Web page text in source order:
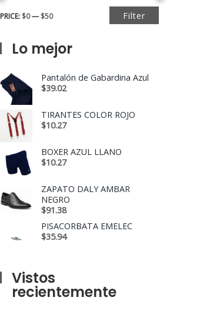
Filter
PRICE: $0— $50
Lo mejor
Pantalón de Gabardina Azul
$39.02
TIRANTES COLOR ROJO
$10.27
BOXER AZUL LLANO
$10.27
ZAPATO DALY AMBAR
NEGRO
$91.38
PISACORBATA EMELEC
$35.94
Vistos
recientemente